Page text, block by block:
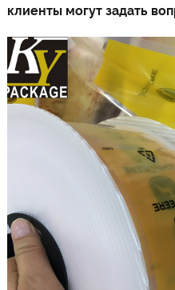
клиенты могут